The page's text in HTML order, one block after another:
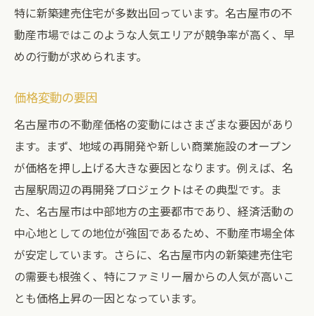
特に新築建売住宅が多数出回っています。名古屋市の不
動産市場ではこのような人気エリアが競争率が高く、早
めの行動が求められます。
価格変動の要因
名古屋市の不動産価格の変動にはさまざまな要因があり
ます。まず、地域の再開発や新しい商業施設のオープン
が価格を押し上げる大きな要因となります。例えば、名
古屋駅周辺の再開発プロジェクトはその典型です。ま
た、名古屋市は中部地方の主要都市であり、経済活動の
中心地としての地位が強固であるため、不動産市場全体
が安定しています。さらに、名古屋市内の新築建売住宅
の需要も根強く、特にファミリー層からの人気が高いこ
とも価格上昇の一因となっています。